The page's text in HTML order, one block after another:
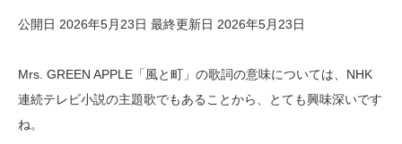
公開日 2026年5月23日 最終更新日 2026年5月23日
Mrs. GREEN APPLE「風と町」の歌詞の意味については、NHK
連続テレビ小説の主題歌でもあることから、とても興味深いです
ね。